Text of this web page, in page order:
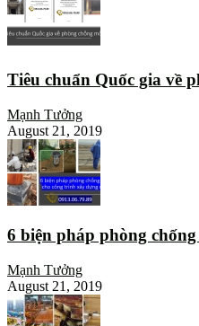
Tiêu chuẩn Quốc gia về
Mạnh Tưởng
August 21, 2019
6 biện pháp phòng
Mạnh Tưởng
August 21, 2019